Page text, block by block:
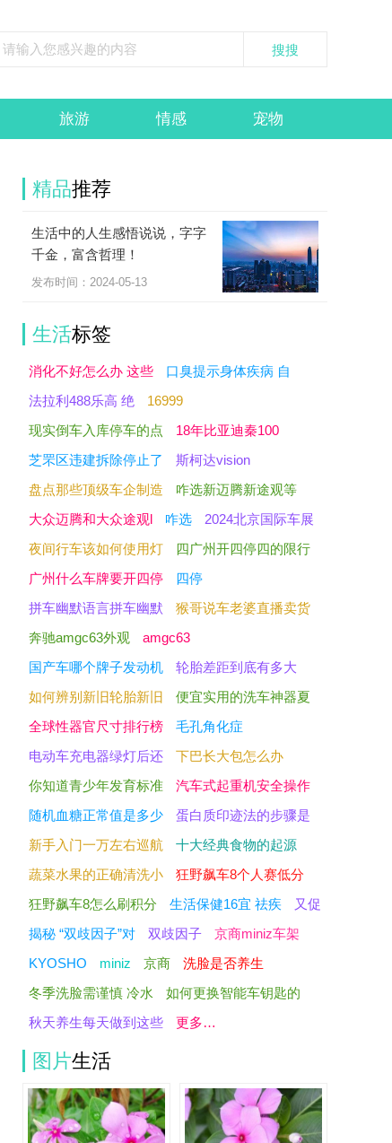
旅游 情感 宠物
精品推荐
生活中的人生感悟说说，字字
千金，富含哲理！
发布时间：2024-05-13
生活标签
消化不好怎么办 这些
口臭提示身体疾病 自
法拉利488乐高 绝
16999
现实倒车入库停车的点
18年比亚迪秦100
芝罘区违建拆除停止了
斯柯达vision
盘点那些顶级车企制造
咋选新迈腾新途观等
大众迈腾和大众途观l
咋选
2024北京国际车展
夜间行车该如何使用灯
四广州开四停四的限行
广州什么车牌要开四停
四停
拼车幽默语言拼车幽默
猴哥说车老婆直播卖货
奔驰amgc63外观
amgc63
国产车哪个牌子发动机
轮胎差距到底有多大
如何辨别新旧轮胎新旧
便宜实用的洗车神器夏
全球性器官尺寸排行榜
毛孔角化症
电动车充电器绿灯后还
下巴长大包怎么办
你知道青少年发育标准
汽车式起重机安全操作
随机血糖正常值是多少
蛋白质印迹法的步骤是
新手入门一万左右巡航
十大经典食物的起源
蔬菜水果的正确清洗小
狂野飙车8个人赛低分
狂野飙车8怎么刷积分
生活保健16宜 祛疾
又促
揭秘 “双歧因子”对
双歧因子
京商miniz车架
KYOSHO
miniz 京商
洗脸是否养生
冬季洗脸需谨慎 冷水
如何更换智能车钥匙的
秋天养生每天做到这些
更多…
图片生活